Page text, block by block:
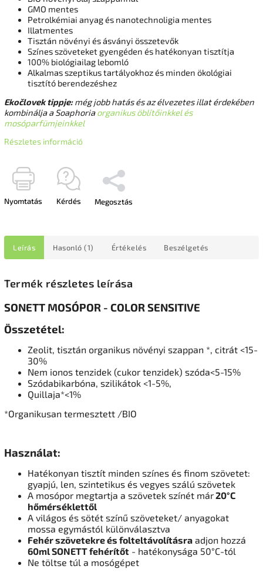
GMO mentes
Petrolkémiai anyag és nanotechnoligia mentes
Illatmentes
Tisztán növényi és ásványi összetevők
Színes szöveteket gyengéden és hatékonyan tisztítja
100% biológiailag lebomló
Alkalmas szeptikus tartályokhoz és minden ökológiai
tisztító berendezéshez
Ekočlovek tippje:még jobb hatás és az élvezetes illat érdekében
kombinálja a Soaphoriaorganikus öblítőinkkel és
mosóparfümjeinkkel
Részletes információ
Nyomtatás Kérdés Megosztás
Leírás Hasonló (1) Értékelés Beszélgetés
Termék részletes leírása
SONETT MOSÓPOR - COLOR SENSITIVE
Összetétel:
Zeolit, tisztán organikus növényi szappan *, citrát <15-
30%
Nem ionos tenzidek (cukor tenzidek) szóda<5-15%
Szódabikarbóna, szilikátok <1-5%,
Quillaja*<1%
*Organikusan termesztett /BIO
Használat:
Hatékonyan tisztít minden színes és finom szövetet:
gyapjú, len, szintetikus és vegyes szálú szövetek
A mosópor megtartja a szövetek színét már20°C
hőmérséklettől
A világos és sötét színű szöveteket/ anyagokat
mossa egymástól különválasztva
Fehér szövetekre és folteltávolításra adjon hozzá
60ml SONETT fehérítőt - hatékonysága 50°C-tól
Ne töltse túl a mosógépet